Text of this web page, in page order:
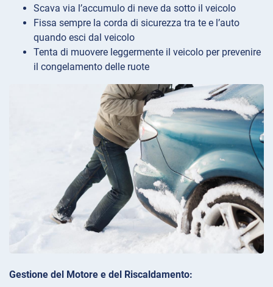
Scava via l’accumulo di neve da sotto il veicolo
Fissa sempre la corda di sicurezza tra te e l’auto
quando esci dal veicolo
Tenta di muovere leggermente il veicolo per prevenire
il congelamento delle ruote
Gestione del Motore e del Riscaldamento: